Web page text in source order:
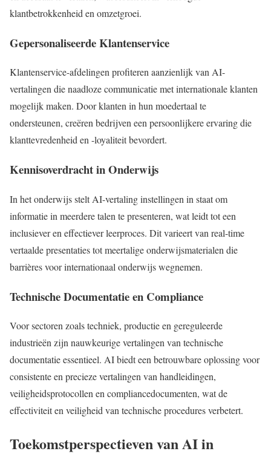
klantbetrokkenheid en omzetgroei.
Gepersonaliseerde Klantenservice
Klantenservice-afdelingen profiteren aanzienlijk van AI-
vertalingen die naadloze communicatie met internationale klanten
mogelijk maken. Door klanten in hun moedertaal te
ondersteunen, creëren bedrijven een persoonlijkere ervaring die
klanttevredenheid en -loyaliteit bevordert.
Kennisoverdracht in Onderwijs
In het onderwijs stelt AI-vertaling instellingen in staat om
informatie in meerdere talen te presenteren, wat leidt tot een
inclusiever en effectiever leerproces. Dit varieert van real-time
vertaalde presentaties tot meertalige onderwijsmaterialen die
barrières voor internationaal onderwijs wegnemen.
Technische Documentatie en Compliance
Voor sectoren zoals techniek, productie en gereguleerde
industrieën zijn nauwkeurige vertalingen van technische
documentatie essentieel. AI biedt een betrouwbare oplossing voor
consistente en precieze vertalingen van handleidingen,
veiligheidsprotocollen en compliancedocumenten, wat de
effectiviteit en veiligheid van technische procedures verbetert.
Toekomstperspectieven van AI in